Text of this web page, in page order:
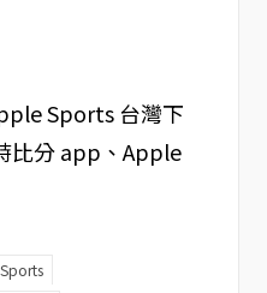
Sports 台灣下
比分 app、Apple